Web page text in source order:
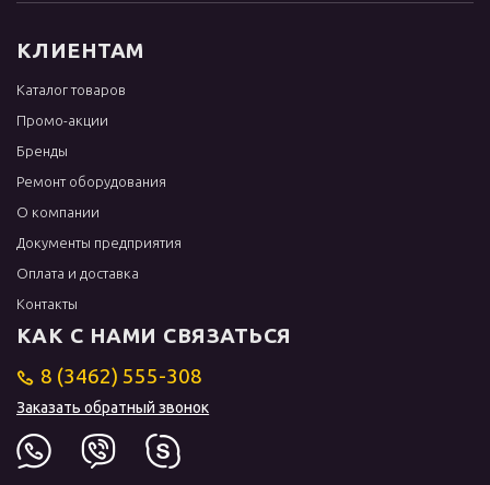
КЛИЕНТАМ
Каталог товаров
Промо-акции
Бренды
Ремонт оборудования
О компании
Документы предприятия
Оплата и доставка
Контакты
КАК С НАМИ СВЯЗАТЬСЯ
8 (3462) 555-308
Заказать обратный звонок